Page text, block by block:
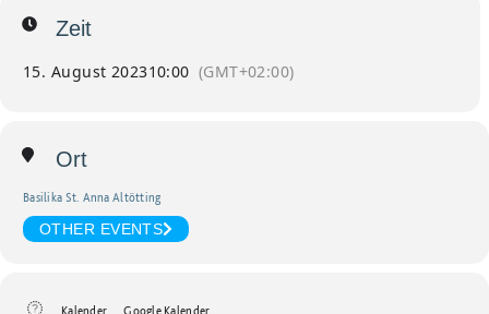
Zeit
15. August 202310:00 (GMT+02:00)
Ort
Basilika St. Anna Altötting
OTHER EVENTS
Kalender Google Kalender